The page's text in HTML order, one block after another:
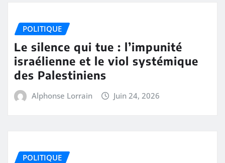
POLITIQUE
Le silence qui tue : l’impunité
israélienne et le viol systémique
des Palestiniens
Alphonse Lorrain Juin 24, 2026
POLITIQUE